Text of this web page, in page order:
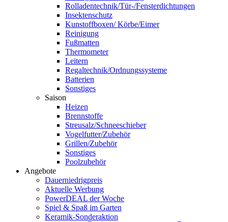
Rolladentechnik/Tür-/Fensterdichtungen
Insektenschutz
Kunstoffboxen/ Körbe/Eimer
Reinigung
Fußmatten
Thermometer
Leitern
Regaltechnik/Ordnungssysteme
Batterien
Sonstiges
Saison
Heizen
Brennstoffe
Streusalz/Schneeschieber
Vogelfutter/Zubehör
Grillen/Zubehör
Sonstiges
Poolzubehör
Angebote
Dauerniedrigpreis
Aktuelle Werbung
PowerDEAL der Woche
Spiel & Spaß im Garten
Keramik-Sonderaktion